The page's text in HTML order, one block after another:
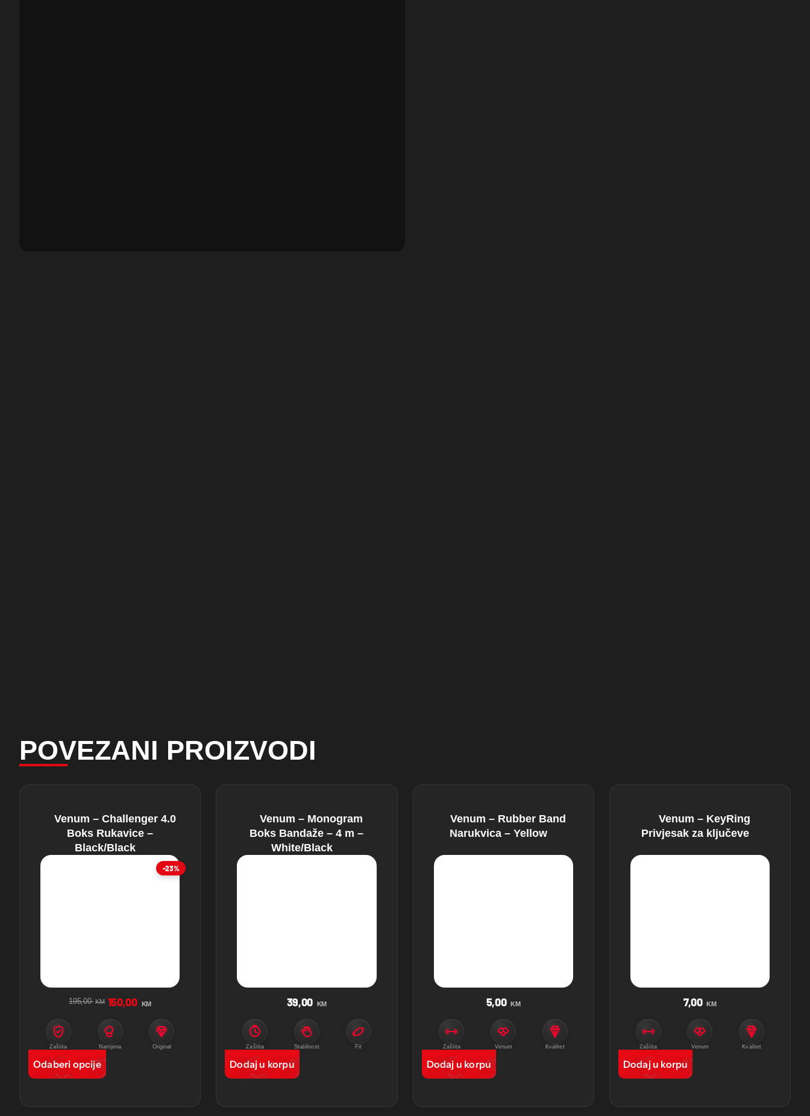
POVEZANI PROIZVODI
Venum – Challenger 4.0
Boks Rukavice –
Black/Black
-23%
195,00 KM 150,00 KM
Zaštita Namjena Original
Odaberi opcije
Venum – Monogram
Boks Bandaže – 4 m –
White/Black
39,00 KM
Zaštita Stabilnost Fit
Dodaj u korpu
Venum – Rubber Band
Narukvica – Yellow
5,00 KM
Zaštita Venum Kvalitet
Dodaj u korpu
Venum – KeyRing
Privjesak za ključeve
7,00 KM
Zaštita Venum Kvalitet
Dodaj u korpu